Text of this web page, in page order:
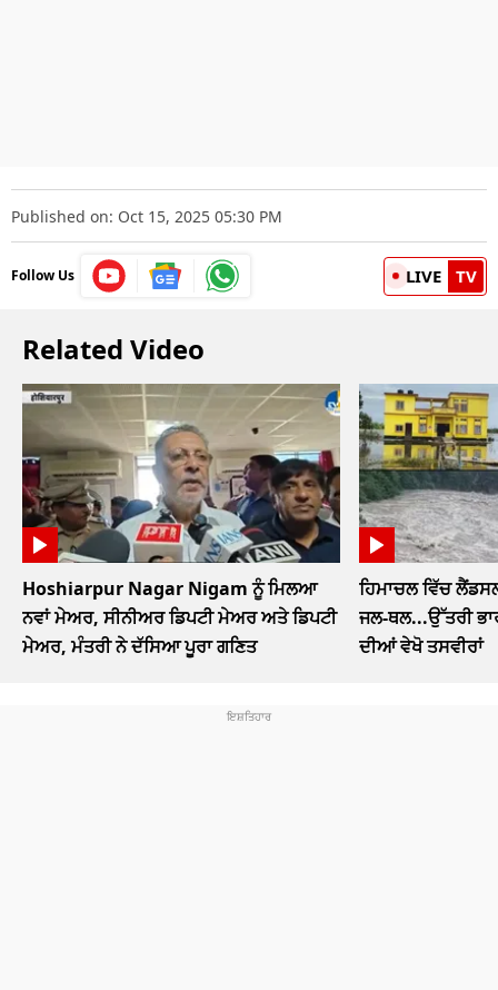
Published on: Oct 15, 2025 05:30 PM
Follow Us LIVE TV
Related Video
Hoshiarpur Nagar Nigam ਨੂੰ ਮਿਲਆ
ਨਵਾਂ ਮੇਅਰ, ਸੀਨੀਅਰ ਡਿਪਟੀ ਮੇਅਰ ਅਤੇ ਡਿਪਟੀ
ਮੇਅਰ, ਮੰਤਰੀ ਨੇ ਦੱਸਿਆ ਪੂਰਾ ਗਣਿਤ
ਹਿਮਾਚਲ ਵਿੱਚ
ਜਲ-ਥਲ...ਉੱਤਰੀ
ਦੀਆਂ ਵੇਖੋ ਤਸਵੀਰਾਂ